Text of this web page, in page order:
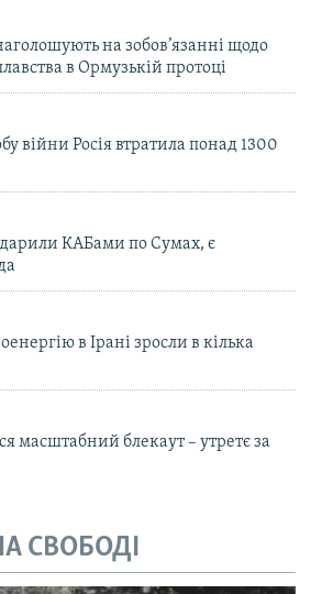
на зобов’язанні щодо
в Ормузькій протоці
війни Росія втратила понад 1300
КАБами по Сумах, є
в Ірані зросли в кілька
масштабний блекаут – утретє за
СВОБОДІ